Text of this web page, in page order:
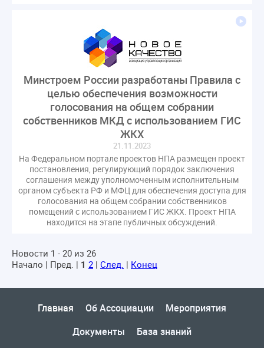
Минстроем России разработаны Правила с
целью обеспечения возможности
голосования на общем собрании
собственников МКД с использованием ГИС
ЖКХ
21.11.2023
На Федеральном портале проектов НПА размещен проект
постановления, регулирующий порядок заключения
соглашения между уполномоченным исполнительным
органом субъекта РФ и МФЦ для обеспечения доступа для
голосования на общем собрании собственников
помещений с использованием ГИС ЖКХ. Проект НПА
находится на этапе публичных обсуждений.
Новости 1 - 20 из 26
Начало | Пред. | 1 2 | След. | Конец
Главная Об Ассоциации
Мероприятия
Документы
База знаний